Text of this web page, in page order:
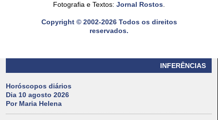
INFERÊNCIAS
Horóscopos diários
Dia 10 agosto 2026
Por Maria Helena
Fotografia e Textos: Jornal Rostos.
Copyright © 2002-2026 Todos os direitos
reservados.